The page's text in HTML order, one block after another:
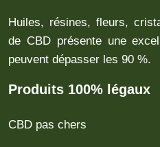
Huiles, résines, fleurs,
de CBD présente une
peuvent dépasser les 90 %.
Produits 100% légaux
CBD pas chers